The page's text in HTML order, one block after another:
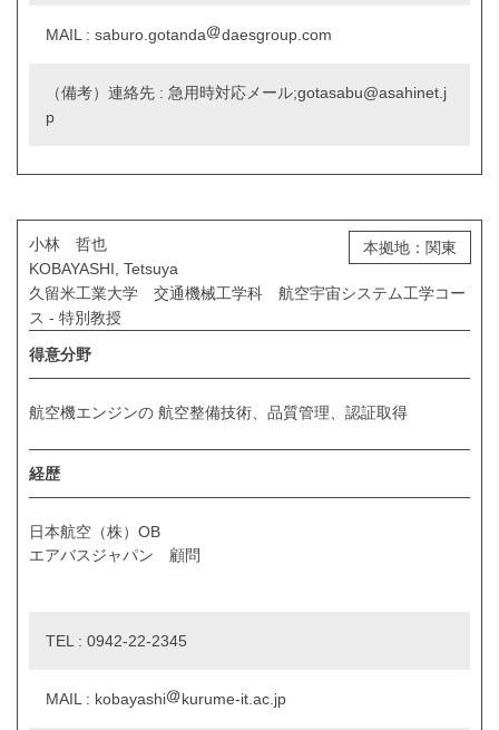
MAIL : saburo.gotanda daesgroup.com
（備考）連絡先 : 急用時対応メール;gotasabu@asahinet.j
p
小林 哲也
KOBAYASHI, Tetsuya
久留米工業大学 交通機械工学科 航空宇宙システム工学コー
ス - 特別教授
本拠地：関東
得意分野
航空機エンジンの 航空整備技術、品質管理、認証取得
経歴
日本航空（株）OB
エアバスジャパン 顧問
TEL : 0942-22-2345
MAIL : kobayashi kurume-it.ac.jp